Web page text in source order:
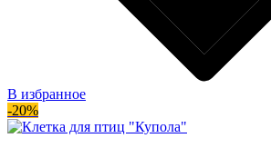
В избранное
-20%